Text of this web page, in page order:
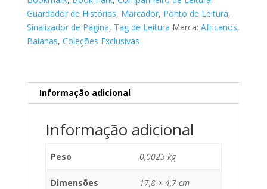
Guardador de Histórias, Marcador, Ponto de Leitura,
Sinalizador de Página, Tag de Leitura Marca: Africanos,
Baianas, Coleções Exclusivas
Informação adicional
Informação adicional
Peso 0,0025 kg
Dimensões 17,8 × 4,7 cm